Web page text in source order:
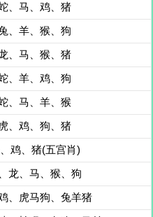
、马、鸡、猪
、羊、猴、狗
、马、猴、猪
、羊、鸡、狗
、马、羊、猴
、鸡、狗、猪
鸡、猪(五宫肖)
龙、马、猴、狗
、虎马狗、兔羊猪